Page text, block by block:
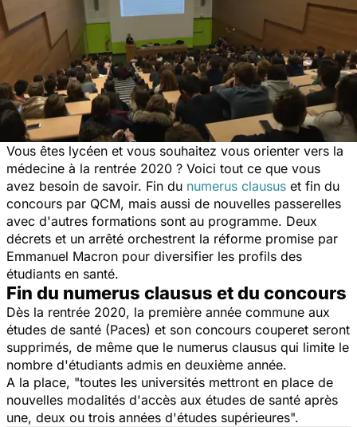
Vous êtes lycéen et vous souhaitez vous orienter vers la
médecine à la rentrée 2020 ? Voici tout ce que vous
avez besoin de savoir. Fin du numerus clausus et fin du
concours par QCM, mais aussi de nouvelles passerelles
avec d'autres formations sont au programme. Deux
décrets et un arrêté orchestrent la réforme promise par
Emmanuel Macron pour diversifier les profils des
étudiants en santé.
Fin du numerus clausus et du concours
Dès la rentrée 2020, la première année commune aux
études de santé (Paces) et son concours couperet seront
supprimés, de même que le numerus clausus qui limite le
nombre d'étudiants admis en deuxième année.
A la place, "toutes les universités mettront en place de
nouvelles modalités d'accès aux études de santé après
une, deux ou trois années d'études supérieures".